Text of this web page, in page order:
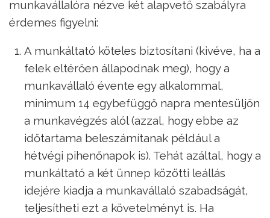
munkavállalóra nézve két alapvető szabályra
érdemes figyelni:
A munkáltató köteles biztosítani (kivéve, ha a
felek eltérően állapodnak meg), hogy a
munkavállaló évente egy alkalommal,
minimum 14 egybefüggő napra mentesüljön
a munkavégzés alól (azzal, hogy ebbe az
időtartama beleszámítanak például a
hétvégi pihenőnapok is). Tehát azáltal, hogy a
munkáltató a két ünnep közötti leállás
idejére kiadja a munkavállaló szabadságát,
teljesítheti ezt a követelményt is. Ha